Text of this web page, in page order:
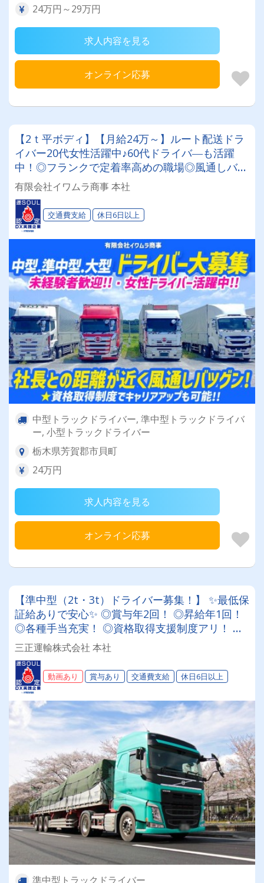
24万円～29万円
求人内容を見る
オンライン応募
【2ｔ平ボディ】【月給24万～】ルート配送ドラ
イバー20代女性活躍中♪60代ドライバ―も活躍
中！◎フランクで定着率高めの職場◎風通しバツ
グン！＼＼資格取得制度でキャリアアップも可能
／／
有限会社イワムラ商事 本社
交通費支給 休日6日以上
中型トラックドライバー, 準中型トラックドライバ
ー, 小型トラックドライバー
栃木県芳賀郡市貝町
24万円
求人内容を見る
オンライン応募
【準中型（2t・3t）ドライバー募集！】 ✨最低保
証給ありで安心✨ ◎賞与年2回！ ◎昇給年1回！
◎各種手当充実！ ◎資格取得支援制度アリ！ ★
創業以来の安定企業★ 日曜・祝日休みでプライ
ベートも確保！
三正運輸株式会社 本社
動画あり 賞与あり 交通費支給 休日6日以上
準中型トラックドライバー